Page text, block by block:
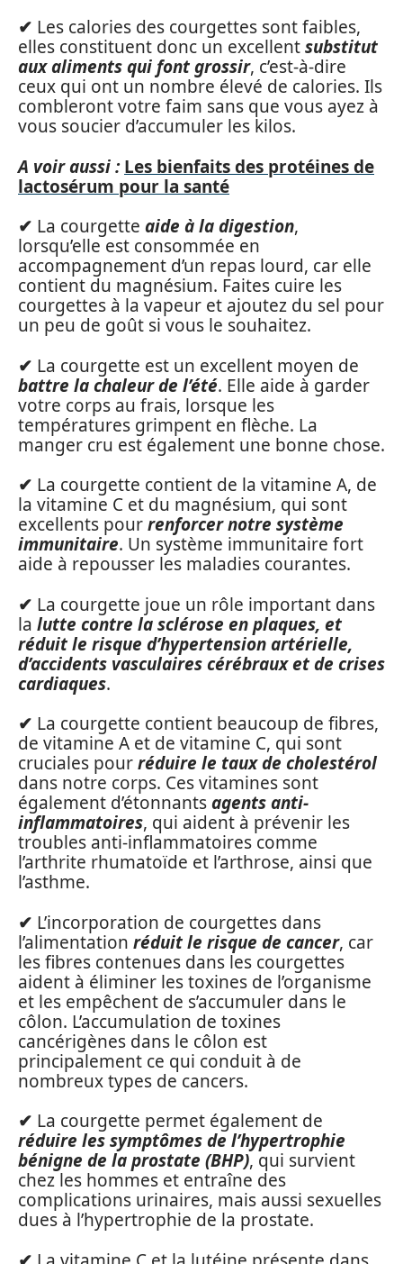
✔ Les calories des courgettes sont faibles,
elles constituent donc un excellentsubstitut
aux aliments qui font grossir, c’est-à-dire
ceux qui ont un nombre élevé de calories. Ils
combleront votre faim sans que vous ayez à
vous soucier d’accumuler les kilos.
A voir aussi : Les bienfaits des protéines de
lactosérum pour la santé
✔ La courgette aide à la digestion,
lorsqu’elle est consommée en
accompagnement d’un repas lourd, car elle
contient du magnésium. Faites cuire les
courgettes à la vapeur et ajoutez du sel pour
un peu de goût si vous le souhaitez.
✔ La courgette est un excellent moyen de
battre la chaleur de l’été. Elle aide à garder
votre corps au frais, lorsque les
températures grimpent en flèche. La
manger cru est également une bonne chose.
✔ La courgette contient de la vitamine A, de
la vitamine C et du magnésium, qui sont
excellents pourrenforcer notre système
immunitaire. Un système immunitaire fort
aide à repousser les maladies courantes.
✔ La courgette joue un rôle important dans
la lutte contre la sclérose en plaques, et
réduit le risque d’hypertension artérielle,
d’accidents vasculaires cérébraux et de crises
cardiaques.
✔ La courgette contient beaucoup de fibres,
de vitamine A et de vitamine C, qui sont
cruciales pourréduire le taux de cholestérol
dans notre corps. Ces vitamines sont
également d’étonnantsagents anti-
inflammatoires, qui aident à prévenir les
troubles anti-inflammatoires comme
l’arthrite rhumatoïde et l’arthrose, ainsi que
l’asthme.
✔ L’incorporation de courgettes dans
l’alimentation réduit le risque de cancer, car
les fibres contenues dans les courgettes
aident à éliminer les toxines de l’organisme
et les empêchent de s’accumuler dans le
côlon. L’accumulation de toxines
cancérigènes dans le côlon est
principalement ce qui conduit à de
nombreux types de cancers.
✔ La courgette permet également de
réduire les symptômes de l’hypertrophie
bénigne de la prostate (BHP), qui survient
chez les hommes et entraîne des
complications urinaires, mais aussi sexuelles
dues à l’hypertrophie de la prostate.